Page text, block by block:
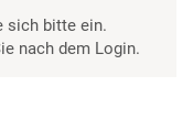
sich bitte ein.
nach dem Login.